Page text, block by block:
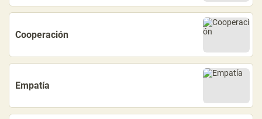
Cooperación
Empatía